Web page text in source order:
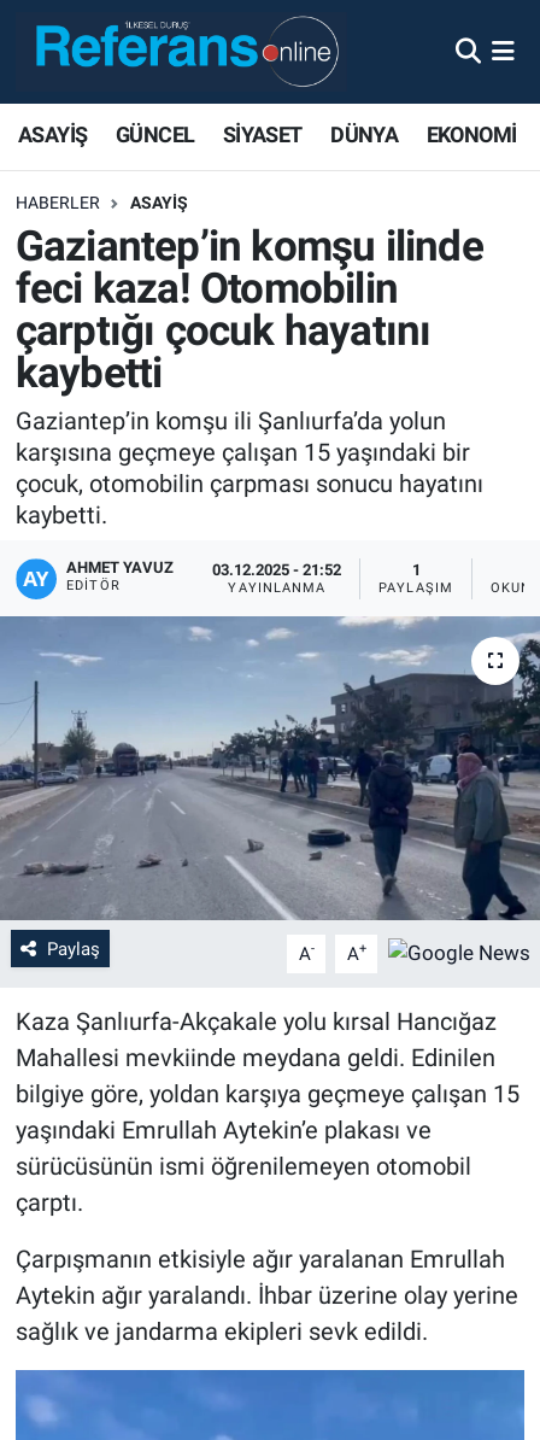
ASAYİŞ GÜNCEL SİYASET DÜNYA EKONOMİ
HABERLER ASAYİŞ
Gaziantep’in komşu ilinde
feci kaza! Otomobilin
çarptığı çocuk hayatını
kaybetti
Gaziantep’in komşu ili Şanlıurfa’da yolun
karşısına geçmeye çalışan 15 yaşındaki bir
çocuk, otomobilin çarpması sonucu hayatını
kaybetti.
AHMET YAVUZ
EDITÖR
03.12.2025 - 21:52
YAYINLANMA
1
PAYLAŞIM
Paylaş A- A+
Kaza Şanlıurfa-Akçakale yolu kırsal Hancığaz
Mahallesi mevkiinde meydana geldi. Edinilen
bilgiye göre, yoldan karşıya geçmeye çalışan 15
yaşındaki Emrullah Aytekin’e plakası ve
sürücüsünün ismi öğrenilemeyen otomobil
çarptı.
Çarpışmanın etkisiyle ağır yaralanan Emrullah
Aytekin ağır yaralandı. İhbar üzerine olay yerine
sağlık ve jandarma ekipleri sevk edildi.